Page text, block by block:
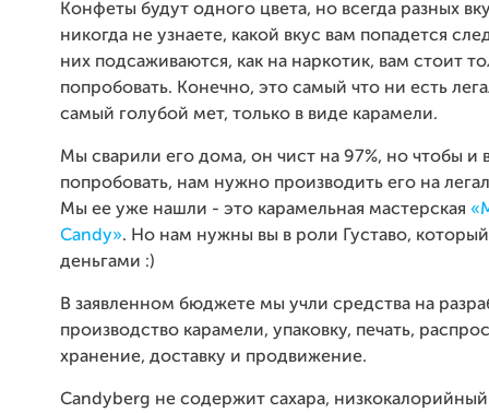
Конфеты будут одного цвета, но всегда разных
никогда не узнаете, какой вкус вам попадется
них подсаживаются, как на наркотик, вам стоит
попробовать. Конечно, это самый что ни есть
самый голубой мет, только в виде карамели.
Мы сварили его дома, он чист на 97%, но чтобы и
попробовать, нам нужно производить его на
Мы ее уже нашли - это карамельная мастерская
Candy». Но нам нужны вы в роли Густаво,
деньгами :)
В заявленном бюджете мы учли средства на
производство карамели, упаковку, печать,
хранение, доставку и продвижение.
Candyberg не содержит сахара,